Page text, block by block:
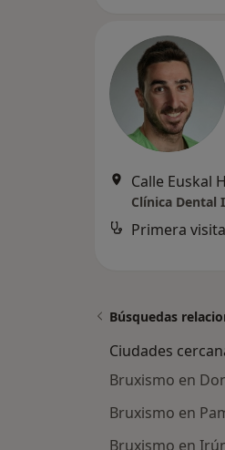
Calle Euskal
Clínica Dental
Búsquedas
Ciudades
Bruxismo en
Bruxismo en
Bruxismo en